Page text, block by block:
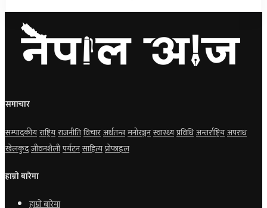
समाचार
सम्पादकीयराष्ट्रियराजनीतिविचारअर्थतन्त्रमनोरञ्जनस्वास्थ्यप्रविधिअन्तर्राष्ट्रियअपराध
खेलकुदजीवनशैलीपर्यटनसाहित्यप्रोफाइल
हाम्रो बारेमा
हाम्रो बारेमा